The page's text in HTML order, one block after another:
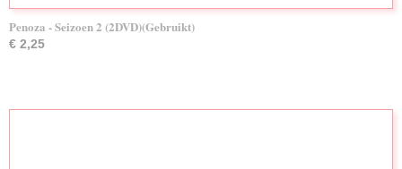
Penoza - Seizoen 2 (2DVD)(Gebruikt)
€ 2,25